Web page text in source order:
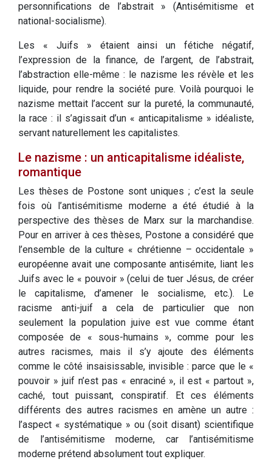
personnifications de l’abstrait » (Antisémitisme et
national-socialisme).
Les « Juifs » étaient ainsi un fétiche négatif,
l’expression de la finance, de l’argent, de l’abstrait,
l’abstraction elle-même : le nazisme les révèle et les
liquide, pour rendre la société pure. Voilà pourquoi le
nazisme mettait l’accent sur la pureté, la communauté,
la race : il s’agissait d’un « anticapitalisme » idéaliste,
servant naturellement les capitalistes.
Le nazisme : un anticapitalisme idéaliste,
romantique
Les thèses de Postone sont uniques ; c’est la seule
fois où l’antisémitisme moderne a été étudié à la
perspective des thèses de Marx sur la marchandise.
Pour en arriver à ces thèses, Postone a considéré que
l’ensemble de la culture « chrétienne – occidentale »
européenne avait une composante antisémite, liant les
Juifs avec le « pouvoir » (celui de tuer Jésus, de créer
le capitalisme, d’amener le socialisme, etc.). Le
racisme anti-juif a cela de particulier que non
seulement la population juive est vue comme étant
composée de « sous-humains », comme pour les
autres racismes, mais il s’y ajoute des éléments
comme le côté insaisissable, invisible : parce que le «
pouvoir » juif n’est pas « enraciné », il est « partout »,
caché, tout puissant, conspiratif. Et ces éléments
différents des autres racismes en amène un autre :
l’aspect « systématique » ou (soit disant) scientifique
de l’antisémitisme moderne, car l’antisémitisme
moderne prétend absolument tout expliquer.